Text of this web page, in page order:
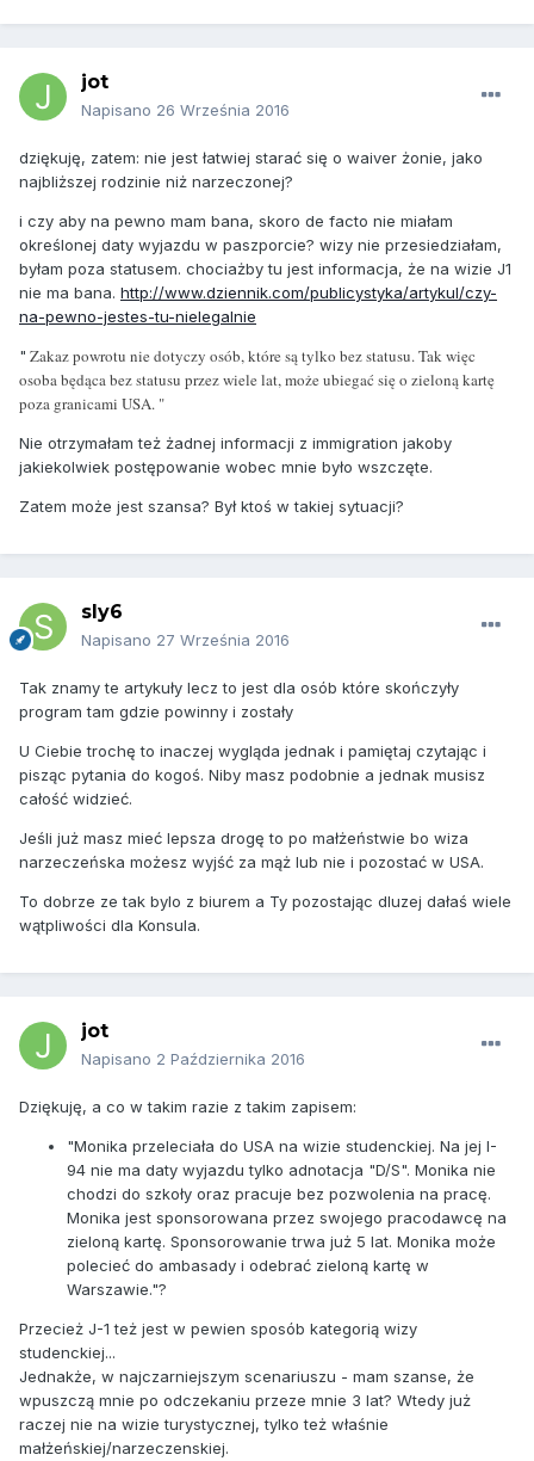
jot
Napisano 26 Września 2016
dziękuję, zatem: nie jest łatwiej starać się o waiver żonie, jako
najbliższej rodzinie niż narzeczonej?
i czy aby na pewno mam bana, skoro de facto nie miałam
określonej daty wyjazdu w paszporcie? wizy nie przesiedziałam,
byłam poza statusem. chociażby tu jest informacja, że na wizie J1
nie ma bana. http://www.dziennik.com/publicystyka/artykul/czy-
na-pewno-jestes-tu-nielegalnie
" Zakaz powrotu nie dotyczy osób, które są tylko bez statusu. Tak więc
osoba będąca bez statusu przez wiele lat, może ubiegać się o zieloną kartę
poza granicami USA. "
Nie otrzymałam też żadnej informacji z immigration jakoby
jakiekolwiek postępowanie wobec mnie było wszczęte.
Zatem może jest szansa? Był ktoś w takiej sytuacji?
sly6
Napisano 27 Września 2016
Tak znamy te artykuły lecz to jest dla osób które skończyły
program tam gdzie powinny i zostały
U Ciebie trochę to inaczej wygląda jednak i pamiętaj czytając i
pisząc pytania do kogoś. Niby masz podobnie a jednak musisz
całość widzieć.
Jeśli już masz mieć lepsza drogę to po małżeństwie bo wiza
narzeczeńska możesz wyjść za mąż lub nie i pozostać w USA.
To dobrze ze tak bylo z biurem a Ty pozostając dluzej dałaś wiele
wątpliwości dla Konsula.
jot
Napisano 2 Października 2016
Dziękuję, a co w takim razie z takim zapisem:
"Monika przeleciała do USA na wizie studenckiej. Na jej I-
94 nie ma daty wyjazdu tylko adnotacja "D/S". Monika nie
chodzi do szkoły oraz pracuje bez pozwolenia na pracę.
Monika jest sponsorowana przez swojego pracodawcę na
zieloną kartę. Sponsorowanie trwa już 5 lat. Monika może
polecieć do ambasady i odebrać zieloną kartę w
Warszawie."?
Przecież J-1 też jest w pewien sposób kategorią wizy
studenckiej...
Jednakże, w najczarniejszym scenariuszu - mam szanse, że
wpuszczą mnie po odczekaniu przeze mnie 3 lat? Wtedy już
raczej nie na wizie turystycznej, tylko też właśnie
małżeńskiej/narzeczenskiej.